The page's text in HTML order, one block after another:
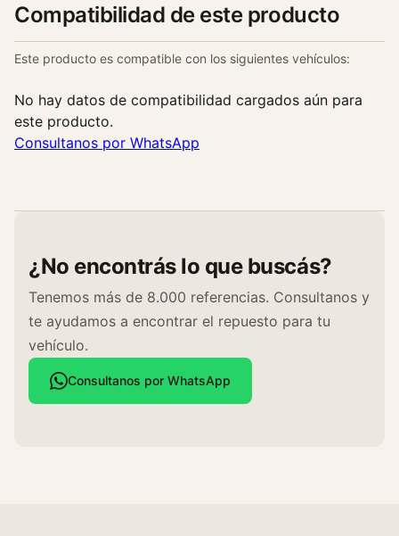
Compatibilidad de este producto
Este producto es compatible con los siguientes vehículos:
No hay datos de compatibilidad cargados aún para
este producto.
Consultanos por WhatsApp
¿No encontrás lo que buscás?
Tenemos más de 8.000 referencias. Consultanos y
te ayudamos a encontrar el repuesto para tu
vehículo.
Consultanos por WhatsApp